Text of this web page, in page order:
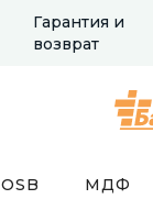
Гарантия и
возврат
OSB МДФ